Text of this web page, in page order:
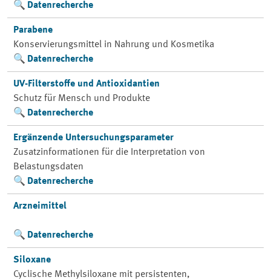
Datenrecherche
Parabene
Konservierungsmittel in Nahrung und Kosmetika
Datenrecherche
UV-Filterstoffe und Antioxidantien
Schutz für Mensch und Produkte
Datenrecherche
Ergänzende Untersuchungsparameter
Zusatzinformationen für die Interpretation von
Belastungsdaten
Datenrecherche
Arzneimittel
Datenrecherche
Siloxane
Cyclische Methylsiloxane mit persistenten,